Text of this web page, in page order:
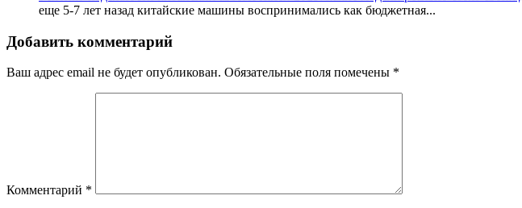
еще 5-7 лет назад китайские машины воспринимались как бюджетная...
Добавить комментарий
Ваш адрес email не будет опубликован. Обязательные поля помечены *
Комментарий *